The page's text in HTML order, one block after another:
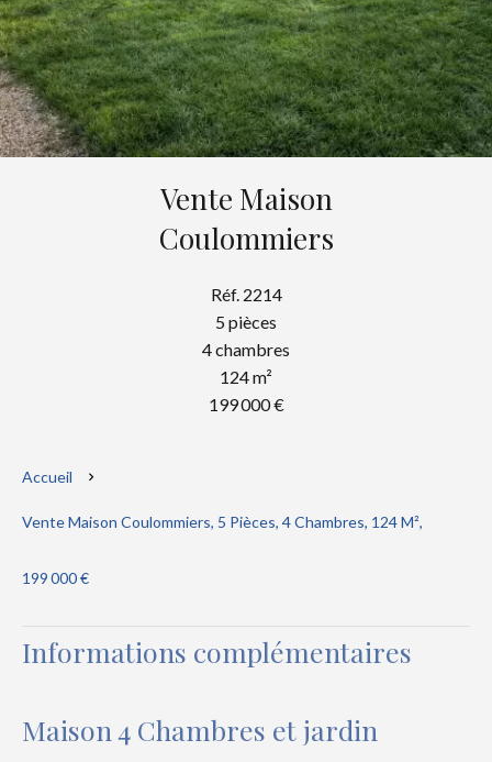
Vente Maison
Coulommiers
Réf. 2214
5 pièces
4 chambres
124 m²
199 000 €
Accueil
Vente Maison Coulommiers, 5 Pièces, 4 Chambres, 124 M²,
199 000 €
Informations complémentaires
Maison 4 Chambres et jardin